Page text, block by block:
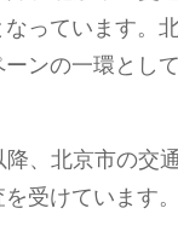
なっています。
ンの一環とし
、北京市の交
受けています